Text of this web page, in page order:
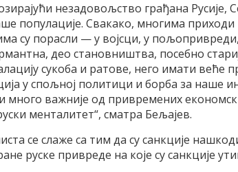
незадовољство грађана Русије,
популације. Свакако, многима приходи
су порасли — у војсци, у
део становништва, посебно
сукоба и ратове, него имати веће
у спољној политици и борба за наше
много важније од привремених
менталитет“, сматра Бељајев.
се слаже са тим да су санкције
руске привреде на које су санкције